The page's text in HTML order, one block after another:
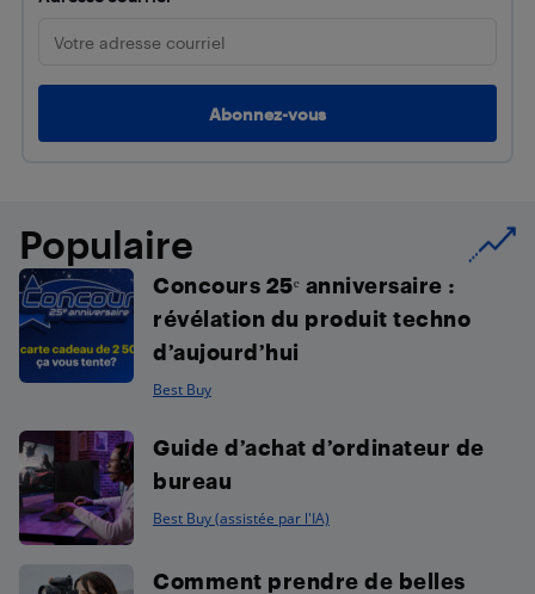
Populaire
Concours 25ᵉ anniversaire :
révélation du produit techno
d’aujourd’hui
Best Buy
Guide d’achat d’ordinateur de
bureau
Best Buy (assistée par l'IA)
Comment prendre de belles